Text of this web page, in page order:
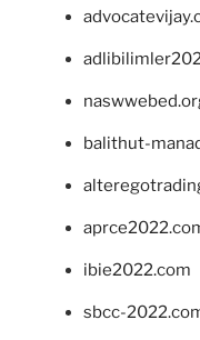
balithut-
ibie2022.com
sbcc-